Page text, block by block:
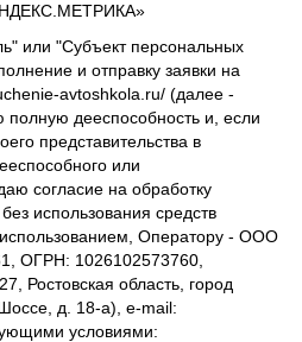
или "Субъект персональных
и отправку заявки на
avtoshkola.ru/ (далее -
дееспособность и, если
представительства в
или
согласие на обработку
использования средств
использованием, Оператору - ООО
ОГРН: 1026102573760,
Ростовская область, город
д. 18-а), e-mail:
условиями: